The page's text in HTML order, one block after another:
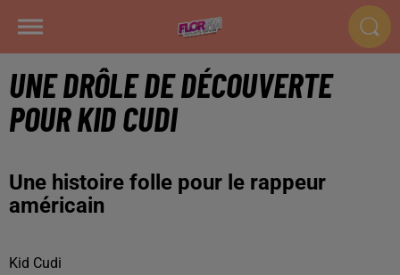
UNE DRÔLE DE DÉCOUVERTE
POUR KID CUDI
Une histoire folle pour le rappeur
américain
Kid Cudi